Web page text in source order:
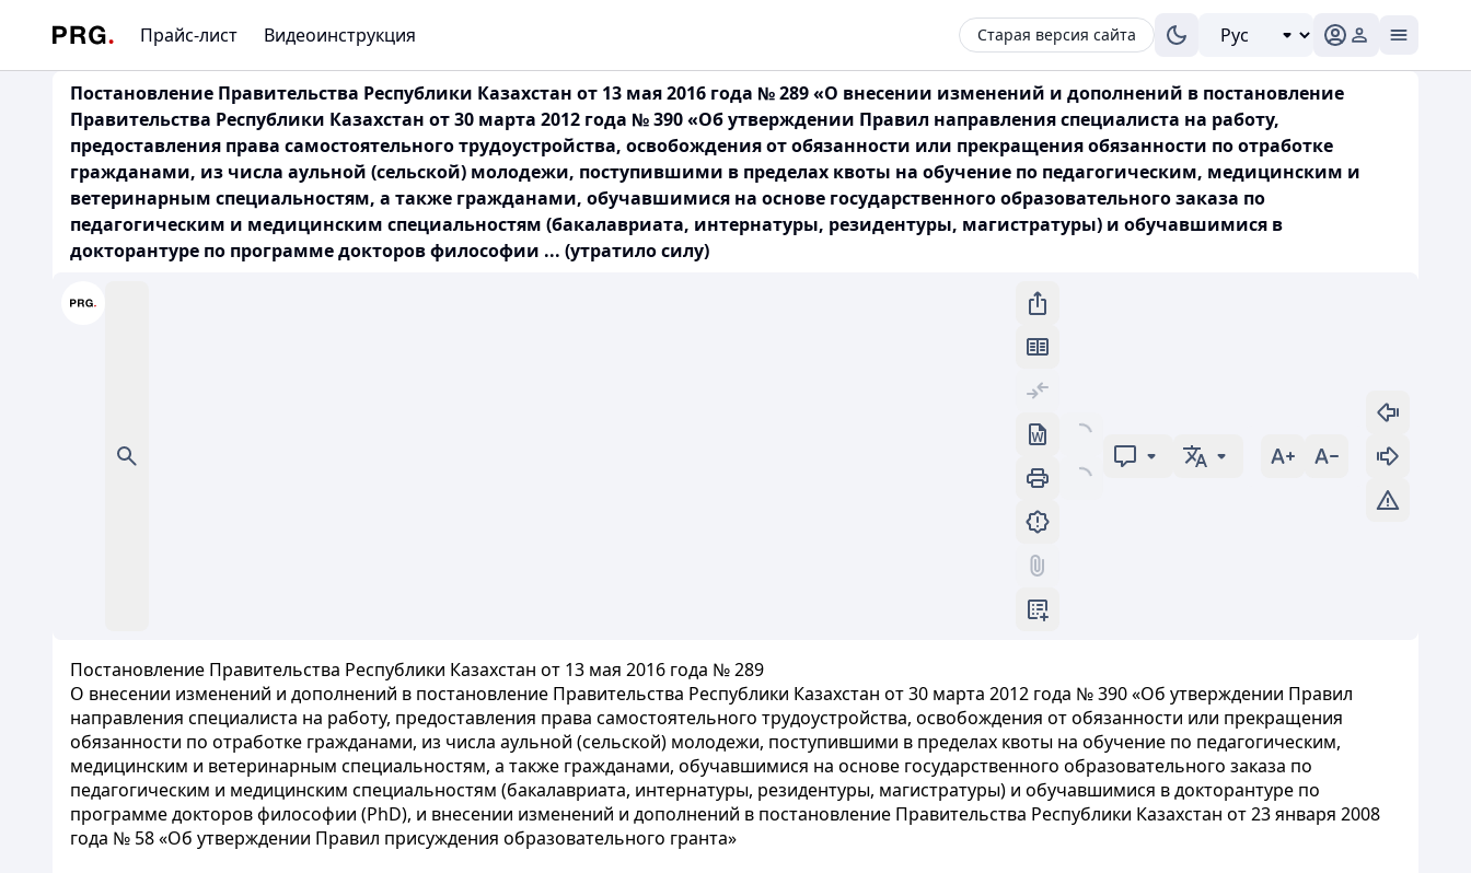
Прайс-лист Видеоинструкция Старая версия сайта
Постановление Правительства Республики Казахстан от 13 мая 2016 года № 289 «О внесении изменений и дополнений в постановление
Правительства Республики Казахстан от 30 марта 2012 года № 390 «Об утверждении Правил направления специалиста на работу,
предоставления права самостоятельного трудоустройства, освобождения от обязанности или прекращения обязанности по отработке
гражданами, из числа аульной (сельской) молодежи, поступившими в пределах квоты на обучение по педагогическим, медицинским и
ветеринарным специальностям, а также гражданами, обучавшимися на основе государственного образовательного заказа по
педагогическим и медицинским специальностям (бакалавриата, интернатуры, резидентуры, магистратуры) и обучавшимися в
докторантуре по программе докторов философии ... (утратило силу)
Постановление Правительства Республики Казахстан от 13 мая 2016 года № 289
О внесении изменений и дополнений в постановление Правительства Республики Казахстан от 30 марта 2012 года № 390 «Об утверждении Правил
направления специалиста на работу, предоставления права самостоятельного трудоустройства, освобождения от обязанности или прекращения
обязанности по отработке гражданами, из числа аульной (сельской) молодежи, поступившими в пределах квоты на обучение по педагогическим,
медицинским и ветеринарным специальностям, а также гражданами, обучавшимися на основе государственного образовательного заказа по
педагогическим и медицинским специальностям (бакалавриата, интернатуры, резидентуры, магистратуры) и обучавшимися в докторантуре по
программе докторов философии (PhD), и внесении изменений и дополнений в постановление Правительства Республики Казахстан от 23 января 2008
года № 58 «Об утверждении Правил присуждения образовательного гранта»